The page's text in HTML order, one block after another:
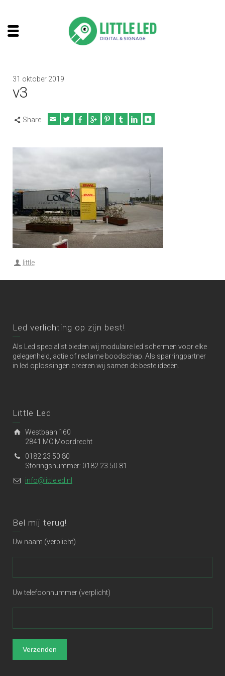
31 oktober 2019
v3
Share
little
Led verlichting op zijn best!
Als Led specialist bieden wij modulaire led schermen voor elke
gelegenheid, actie of reclame boodschap. Als sparringpartner
in led oplossingen creëren wij samen de beste ideeën.
Little Led
Westbaan 160
2841 MC Moordrecht
0182 23 50 80
Storingsnummer: 0182 23 50 81
info@littleled.nl
Bel mij terug!
Uw naam (verplicht)
Uw telefoonnummer (verplicht)